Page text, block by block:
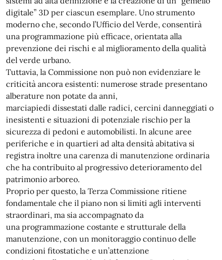
digitale” 3D per ciascun esemplare. Uno strumento
moderno che, secondo l’Ufficio del Verde, consentirà
una programmazione più efficace, orientata alla
prevenzione dei rischi e al miglioramento della qualità
del verde urbano.
Tuttavia, la Commissione non può non evidenziare le
criticità ancora esistenti: numerose strade presentano
alberature non potate da anni,
marciapiedi dissestati dalle radici, cercini danneggiati o
inesistenti e situazioni di potenziale rischio per la
sicurezza di pedoni e automobilisti. In alcune aree
periferiche e in quartieri ad alta densità abitativa si
registra inoltre una carenza di manutenzione ordinaria
che ha contribuito al progressivo deterioramento del
patrimonio arboreo.
Proprio per questo, la Terza Commissione ritiene
fondamentale che il piano non si limiti agli interventi
straordinari, ma sia accompagnato da
una programmazione costante e strutturale della
manutenzione, con un monitoraggio continuo delle
condizioni fitostatiche e un’attenzione